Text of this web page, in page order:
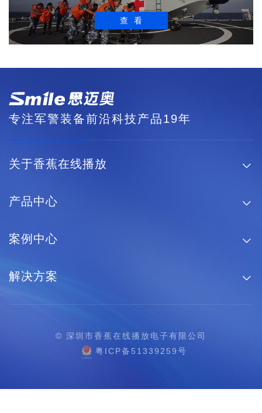
查看
专注军警装备前沿科技产品19年
关于香蕉在线播放 
产品中心 
案例中心 
解决方案 
© 深圳市香蕉在线播放电子有限公司
粤ICP备51339259号